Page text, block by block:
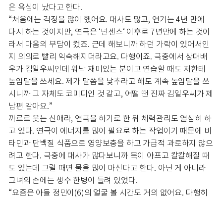
은 욕심이 났다고 한다.
“처음에는 걱정을 많이 했어요. 대사도 많고, 연기는 4년 만에
다시 하는 것이지만, 연극은 ‘넌센스‘ 이후로 7년만에 하는 것이
라서 마음의 부담이 컸죠. 근데 해보니까 하던 가락이 있어서인
지 의외로 빨리 익숙해지더라고요. 다행이죠. 극중에서 상대배
우가 김일우씨인데 워낙 재미있는 분이고 연습할 때도 저한테
높임말을 쓰세요. 제가 말씀을 낮추라고 해도 계속 높임말을 쓰
시니까 그 자체도 코미디인 것 같고, 어떨 땐 진짜 김일우씨가 제
남편 같아요.”
까르르 웃는 신애라, 연극을 하기로 한 뒤 체력관리도 열심히 하
고 있다. 연극이 에너지를 많이 필요로 하는 작업이기 때문에 비
타민과 단백질 식품으로 영양보충을 하고 가급적 과로하지 않으
려고 한다. 극중에 대사가 많다보니까 목이 아프고 칼칼해질 때
도 있는데 그럴 때면 물을 많이 마신다고 한다. 아닌 게 아니라
그녀의 손에는 생수 한병이 들려 있었다.
“요즘은 아들 정민이(6)의 얼굴 볼 시간도 거의 없어요. 다행히